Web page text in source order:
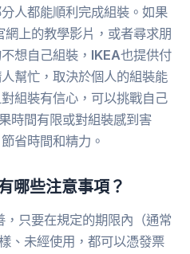
人都能順利完成組裝。如果
網上的教學影片，或者尋求朋
想自己組裝， IKEA也提供付
幫忙，取決於個人的組裝能
組裝有信心，可以挑戰自己
時間有限或對組裝感到害
省時間和精力。
哪些注意事項？
，只要在規定的期限內（通常
、未經使用，都可以憑發票